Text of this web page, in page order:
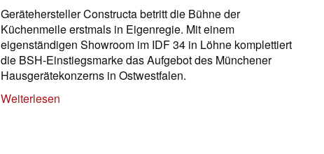
Gerätehersteller Constructa betritt die Bühne der
Küchenmeile erstmals in Eigenregie. Mit einem
eigenständigen Showroom im IDF 34 in Löhne komplettiert
die BSH-Einstiegsmarke das Aufgebot des Münchener
Hausgerätekonzerns in Ostwestfalen.
Weiterlesen